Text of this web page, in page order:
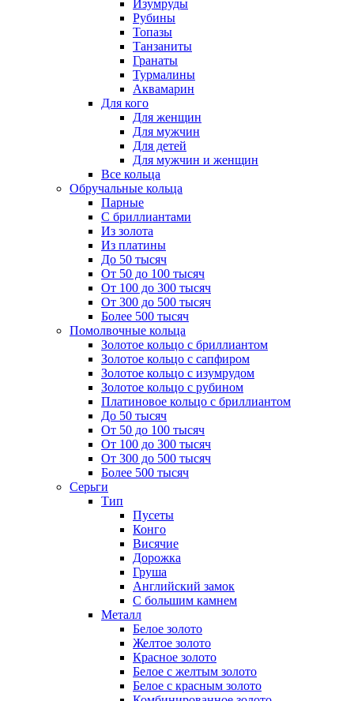
Изумруды
Рубины
Топазы
Танзаниты
Гранаты
Турмалины
Аквамарин
Для кого
Для женщин
Для мужчин
Для детей
Для мужчин и женщин
Все кольца
Обручальные кольца
Парные
С бриллиантами
Из золота
Из платины
До 50 тысяч
От 50 до 100 тысяч
От 100 до 300 тысяч
От 300 до 500 тысяч
Более 500 тысяч
Помолвочные кольца
Золотое кольцо с бриллиантом
Золотое кольцо с сапфиром
Золотое кольцо с изумрудом
Золотое кольцо с рубином
Платиновое кольцо с бриллиантом
До 50 тысяч
От 50 до 100 тысяч
От 100 до 300 тысяч
От 300 до 500 тысяч
Более 500 тысяч
Серьги
Тип
Пусеты
Конго
Висячие
Дорожка
Груша
Английский замок
С большим камнем
Металл
Белое золото
Желтое золото
Красное золото
Белое с желтым золото
Белое с красным золото